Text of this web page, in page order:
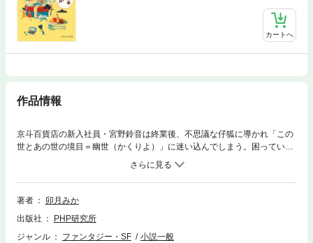
カートへ
作品情報
京斗百貨店の新入社員・宮野鈴音は終業後、不思議な仔狐に導かれ「この
世とあの世の境目＝幽世（かくりよ）」に迷い込んでしまう。困っていた
鈴音を助けたのは「幽世百貨店」の支配人・蒼一郎だった。神様や妖怪、
幽霊たちが訪れる幽世百貨店に感動する鈴音。しかし、デパ地下がない事
に気づき、現世のデパ地下の魅力を力説すると、蒼一郎は「百貨店経営を
手伝ってほしい」と言い出して・・・・・・。レトロでキュートなファン
著者
卯月みか
出版社
PHP研究所
ジャンル
ファンタジー・SF
小説一般